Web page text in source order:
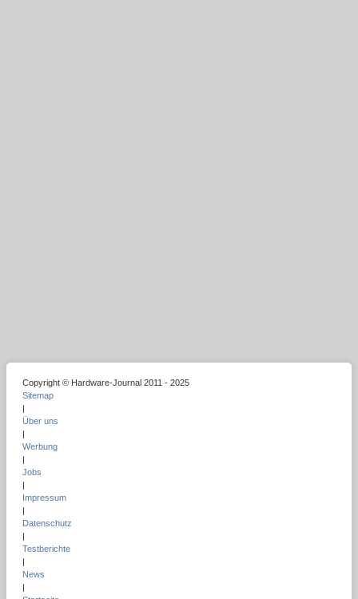
Copyright © Hardware-Journal 2011 - 2025
Sitemap
|
Über uns
|
Werbung
|
Jobs
|
Impressum
|
Datenschutz
|
Testberichte
|
News
|